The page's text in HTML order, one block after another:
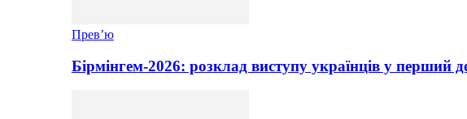
Прев’ю
Бірмінгем-2026: розклад виступу українців у перший